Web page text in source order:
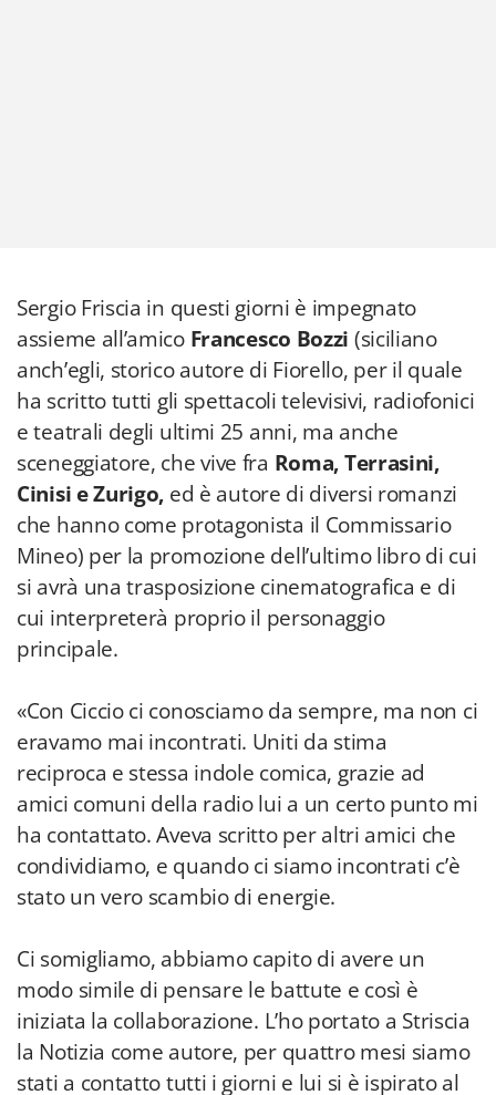
Sergio Friscia in questi giorni è impegnato
assieme all’amico Francesco Bozzi (siciliano
anch’egli, storico autore di Fiorello, per il quale
ha scritto tutti gli spettacoli televisivi, radiofonici
e teatrali degli ultimi 25 anni, ma anche
sceneggiatore, che vive fra Roma, Terrasini,
Cinisi e Zurigo, ed è autore di diversi romanzi
che hanno come protagonista il Commissario
Mineo) per la promozione dell’ultimo libro di cui
si avrà una trasposizione cinematografica e di
cui interpreterà proprio il personaggio
principale.
«Con Ciccio ci conosciamo da sempre, ma non ci
eravamo mai incontrati. Uniti da stima
reciproca e stessa indole comica, grazie ad
amici comuni della radio lui a un certo punto mi
ha contattato. Aveva scritto per altri amici che
condividiamo, e quando ci siamo incontrati c’è
stato un vero scambio di energie.
Ci somigliamo, abbiamo capito di avere un
modo simile di pensare le battute e così è
iniziata la collaborazione. L’ho portato a Striscia
la Notizia come autore, per quattro mesi siamo
stati a contatto tutti i giorni e lui si è ispirato al